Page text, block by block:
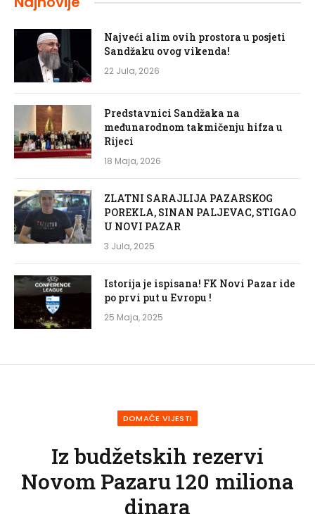
Najveći alim ovih prostora u posjeti
Sandžaku ovog vikenda!
22 Jula, 2026
Predstavnici Sandžaka na
međunarodnom takmičenju hifza u
Rijeci
18 Maja, 2026
ZLATNI SARAJLIJA PAZARSKOG
POREKLA, SINAN PALJEVAC, STIGAO
U NOVI PAZAR
3 Jula, 2025
Istorija je ispisana! FK Novi Pazar ide
po prvi put u Evropu !
25 Maja, 2025
DOMAĆE VIJESTI
Iz budžetskih rezervi
Novom Pazaru 120 miliona
dinara